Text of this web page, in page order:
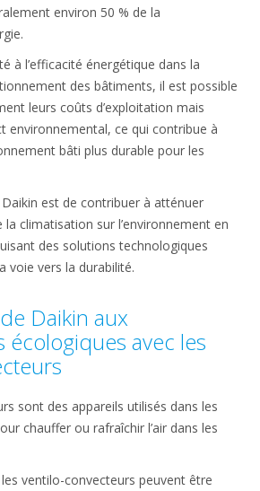
environ 50 % de la
à l’efficacité énergétique dans la
des bâtiments, il est possible
leurs coûts d’exploitation mais
environnemental, ce qui contribue à
bâti plus durable pour les
Daikin est de contribuer à atténuer
la climatisation sur l’environnement en
des solutions technologiques
voie vers la durabilité.
Daikin aux
avec les
sont des appareils utilisés dans les
chauffer ou rafraîchir l’air dans les
ventilo-convecteurs peuvent être